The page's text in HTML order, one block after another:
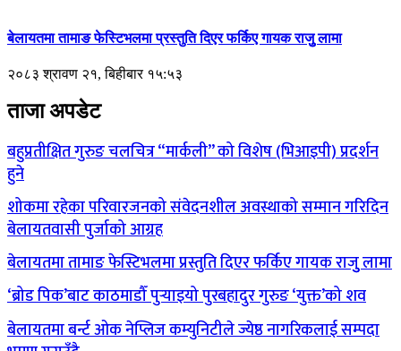
बेलायतमा तामाङ फेस्टिभलमा प्रस्तुति दिएर फर्किए गायक राजुु लामा
२०८३ श्रावण २१, बिहीबार १५:५३
ताजा अपडेट
बहुप्रतीक्षित गुरुङ चलचित्र “मार्कली” को विशेष (भिआइपी) प्रदर्शन
हुने
शोकमा रहेका परिवारजनको संवेदनशील अवस्थाको सम्मान गरिदिन
बेलायतवासी पुर्जाको आग्रह
बेलायतमा तामाङ फेस्टिभलमा प्रस्तुति दिएर फर्किए गायक राजुु लामा
‘ब्रोड पिक’बाट काठमाडौँ पुर्‍याइयो पुरबहादुर गुरुङ ‘युक्त’को शव
बेलायतमा बर्न्ट ओक नेप्लिज कम्युनिटीले ज्येष्ठ नागरिकलाई सम्पदा